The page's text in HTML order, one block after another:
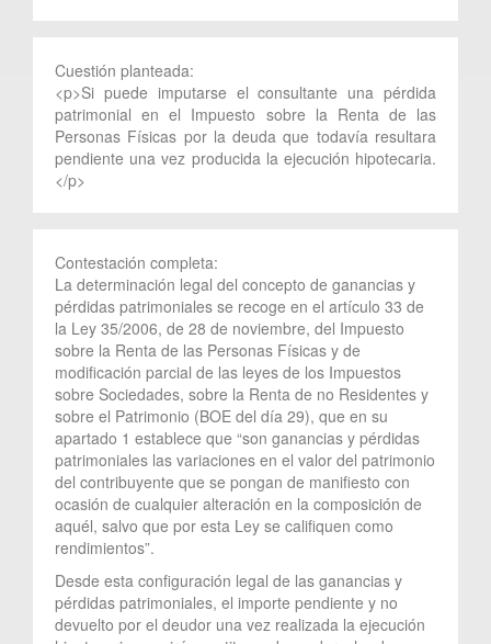
Cuestión planteada:
<p>Si puede imputarse el consultante una pérdida
patrimonial en el Impuesto sobre la Renta de las
Personas Físicas por la deuda que todavía resultara
pendiente una vez producida la ejecución hipotecaria.
</p>
Contestación completa:
La determinación legal del concepto de ganancias y
pérdidas patrimoniales se recoge en el artículo 33 de
la Ley 35/2006, de 28 de noviembre, del Impuesto
sobre la Renta de las Personas Físicas y de
modificación parcial de las leyes de los Impuestos
sobre Sociedades, sobre la Renta de no Residentes y
sobre el Patrimonio (BOE del día 29), que en su
apartado 1 establece que “son ganancias y pérdidas
patrimoniales las variaciones en el valor del patrimonio
del contribuyente que se pongan de manifiesto con
ocasión de cualquier alteración en la composición de
aquél, salvo que por esta Ley se califiquen como
rendimientos”.
Desde esta configuración legal de las ganancias y
pérdidas patrimoniales, el importe pendiente y no
devuelto por el deudor una vez realizada la ejecución